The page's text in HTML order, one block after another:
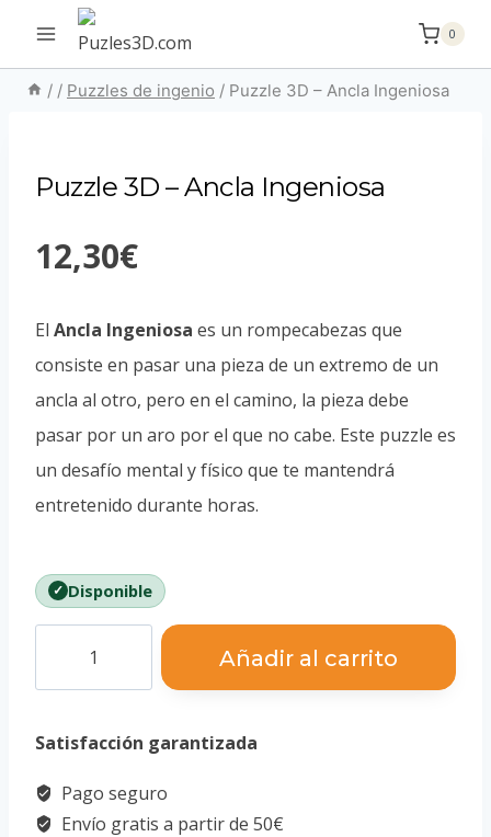
contenido
0
/ / Puzzles de ingenio / Puzzle 3D – Ancla Ingeniosa
Puzzle 3D – Ancla Ingeniosa
12,30€
El Ancla Ingeniosa es un rompecabezas que
consiste en pasar una pieza de un extremo de un
ancla al otro, pero en el camino, la pieza debe
pasar por un aro por el que no cabe. Este puzzle es
un desafío mental y físico que te mantendrá
entretenido durante horas.
Disponible
Ancla
Ingeniosa
cantidad
Añadir al carrito
Satisfacción garantizada
Pago seguro
Envío gratis a partir de 50€